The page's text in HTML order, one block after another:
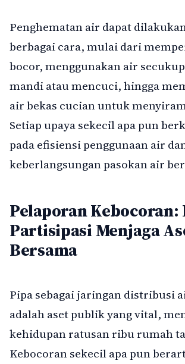
Penghematan air dapat
berbagai cara, mulai dari
bocor, menggunakan air
mandi atau mencuci, hingga
air bekas cucian untuk
Setiap upaya sekecil apa pun
pada efisiensi penggunaan air
keberlangsungan pasokan air
Pelaporan
Partisipasi Menjaga
Bersama
Pipa sebagai jaringan distribusi
adalah aset publik yang vital,
kehidupan ratusan ribu rumah
Kebocoran sekecil apa pun